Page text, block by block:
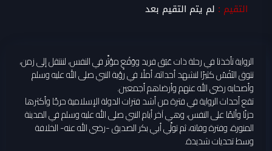
التقيم : لم يتم التقيم بعد
الرواية تأخذنا في رحلة ذات عَبَق فريد ووَقْعٍ مؤثِّر في النفس، لننتقل إلى زمن،
تتوق النَفْسُ كثيرًا لنشهد أحداثه، أملًا في رؤية النبي صلى الله عليه وسلم
وأصحابه رضي الله عنهم وأرضاهم أجمعين.
تقع أحداث الرواية في فترة من أشد فترات الدولة الإسلامية حرجًا وأكثرها
حزنًا وألمًا على النفس، وهي آخر أيام النبي صلى الله عليه وسلم في المدينة
المنورة، وفترة وفاته، ثم تولِّي أبي بكر الصديق -رضي الله عنه- الخلافة
وسط تحديات شديدة.